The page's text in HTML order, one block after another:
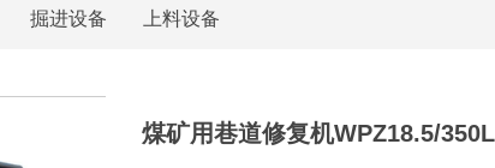
掘进设备 上料设备
煤矿用巷道修复机WPZ18.5/350L